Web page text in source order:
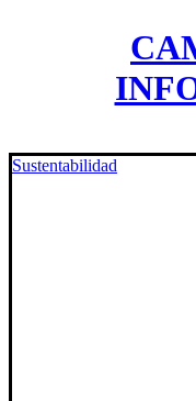
Sustentabilidad